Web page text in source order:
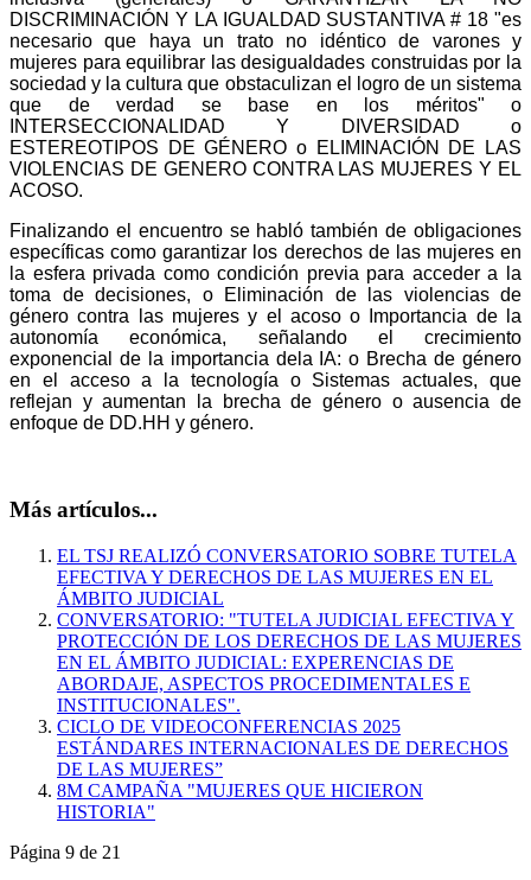
DISCRIMINACIÓN Y LA IGUALDAD SUSTANTIVA # 18 "es
necesario que haya un trato no idéntico de varones y
mujeres para equilibrar las desigualdades construidas por la
sociedad y la cultura que obstaculizan el logro de un sistema
que de verdad se base en los méritos" o
INTERSECCIONALIDAD Y DIVERSIDAD o
ESTEREOTIPOS DE GÉNERO o ELIMINACIÓN DE LAS
VIOLENCIAS DE GENERO CONTRA LAS MUJERES Y EL
ACOSO.
Finalizando el encuentro se habló también de obligaciones
específicas como garantizar los derechos de las mujeres en
la esfera privada como condición previa para acceder a la
toma de decisiones, o Eliminación de las violencias de
género contra las mujeres y el acoso o Importancia de la
autonomía económica, señalando el crecimiento
exponencial de la importancia dela IA: o Brecha de género
en el acceso a la tecnología o Sistemas actuales, que
reflejan y aumentan la brecha de género o ausencia de
enfoque de DD.HH y género.
Más artículos...
EL TSJ REALIZÓ CONVERSATORIO SOBRE TUTELA
EFECTIVA Y DERECHOS DE LAS MUJERES EN EL
ÁMBITO JUDICIAL
CONVERSATORIO: "TUTELA JUDICIAL EFECTIVA Y
PROTECCIÓN DE LOS DERECHOS DE LAS MUJERES
EN EL ÁMBITO JUDICIAL: EXPERENCIAS DE
ABORDAJE, ASPECTOS PROCEDIMENTALES E
INSTITUCIONALES".
CICLO DE VIDEOCONFERENCIAS 2025
ESTÁNDARES INTERNACIONALES DE DERECHOS
DE LAS MUJERES”
8M CAMPAÑA "MUJERES QUE HICIERON
HISTORIA"
Página 9 de 21